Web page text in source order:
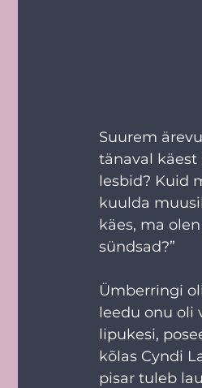
Suurem
tänaval käest
lesbid? Kuid
kuulda
käes, ma
sündsad?”
Ümberringi
leedu onu oli
lipukesi,
kõlas Cyndi
pisar tuleb